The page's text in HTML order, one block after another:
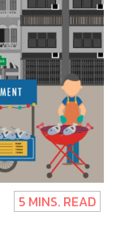
5 MINS. READ